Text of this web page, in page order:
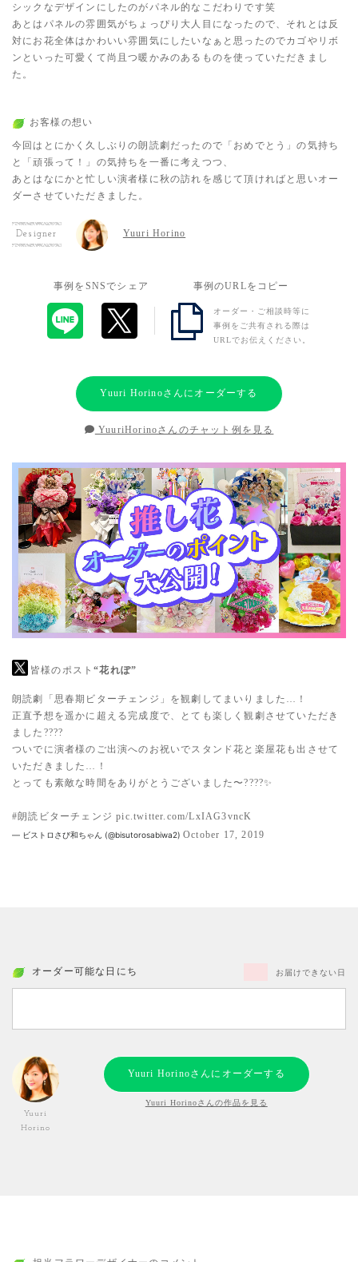
シックなデザインにしたのがパネル的なこだわりです笑
あとはパネルの雰囲気がちょっぴり大人目になったので、それとは反
対にお花全体はかわいい雰囲気にしたいなぁと思ったのでカゴやリボ
ンといった可愛くて尚且つ暖かみのあるものを使っていただきまし
た。
お客様の想い
今回はとにかく久しぶりの朗読劇だったので「おめでとう」の気持ち
と「頑張って！」の気持ちを一番に考えつつ、
あとはなにかと忙しい演者様に秋の訪れを感じて頂ければと思いオー
ダーさせていただきました。
Designer Yuuri Horino
事例をSNSでシェア 事例のURLをコピー
オーダー・ご相談時等に
事例をご共有される際は
URLでお伝えください。
Yuuri Horinoさんにオーダーする
YuuriHorinoさんのチャット例を見る
皆様のポスト“花れぽ”
朗読劇「思春期ビターチェンジ」を観劇してまいりました…！
正直予想を遥かに超える完成度で、とても楽しく観劇させていただき
ました????
ついでに演者様のご出演へのお祝いでスタンド花と楽屋花も出させて
いただきました…！
とっても素敵な時間をありがとうございました〜????✨
#朗読ビターチェンジ pic.twitter.com/LxIAG3vncK
— ビストロさび和ちゃん (@bisutorosabiwa2) October 17, 2019
オーダー可能な日にち お届けできない日
Yuuri
Horino
Yuuri Horinoさんにオーダーする
Yuuri Horinoさんの作品を見る